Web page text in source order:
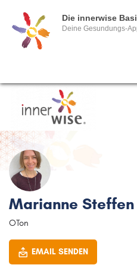
Die innerwise
Deine Gesundungs-
Marianne Steffen
OTon
EMAIL SENDEN